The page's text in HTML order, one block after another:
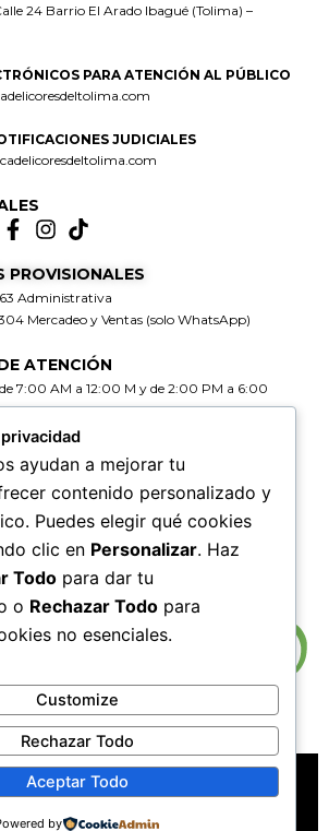
24 Barrio El Arado Ibagué (Tolima) –
PARA ATENCIÓN AL PÚBLICO
JUDICIALES
PROVISIONALES
Administrativa
Mercadeo y Ventas (solo WhatsApp)
ATENCIÓN
7:00 AM a 12:00 M y de 2:00 PM a 6:00
a 12:00 M y de 2:00 PM a 5:00 PM
RADICACIÓN DE
7:30 AM a 11:30 AM y de 2:00 PM a 5:00
AM a 11:30 PM y de 2:00 PM a 4:00 PM
SITIOPOLÍTICAS DE PRIVACIDAD
DE DERECHOS DE AUTOR
ayudan a mejorar tu
contenido personalizado y
Puedes elegir qué cookies
clic en Personalizar. Haz
Todo para dar tu
o Rechazar Todo para
no esenciales.
Customize
Rechazar Todo
Aceptar Todo
by